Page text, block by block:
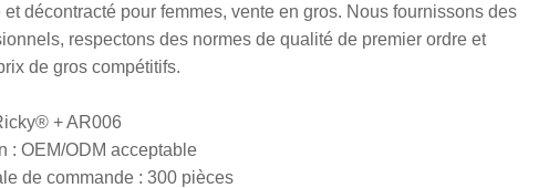
décontracté pour femmes, vente en gros. Nous fournissons des
respectons des normes de qualité de premier ordre et
de gros compétitifs.
+ AR006
: OEM/ODM acceptable
de commande : 300 pièces